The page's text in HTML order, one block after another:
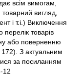
всім вимогам,
вигляд,
і т.і.) Виключення
перелік товарів
або поверненню
З актуальним
за посиланням
12